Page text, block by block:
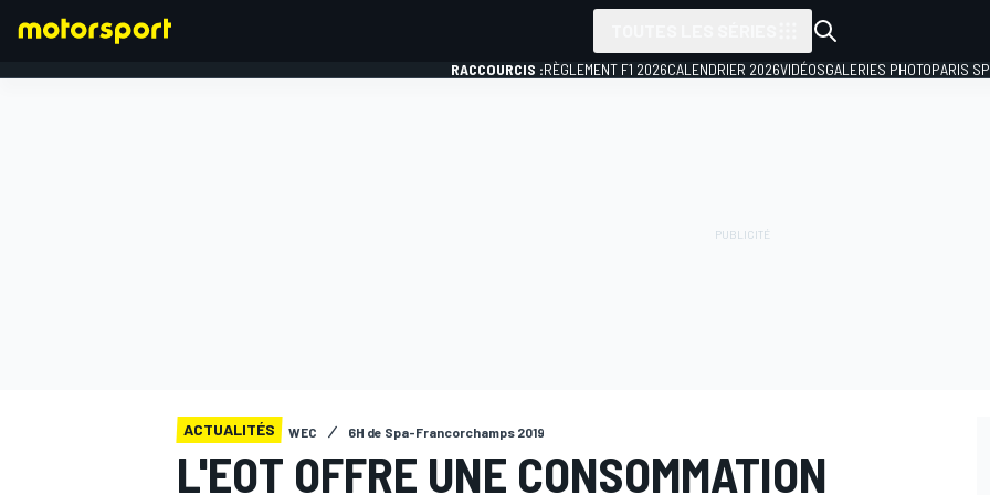
RACCOURCIS :RÈGLEMENT F1 2026CALENDRIER 2026VIDÉOSGALERIES PHOTOPARIS
ACTUALITÉS WEC 6H de Spa-Francorchamps 2019
L'EOT OFFRE UNE CONSOMMATION